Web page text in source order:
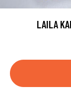
LAILA